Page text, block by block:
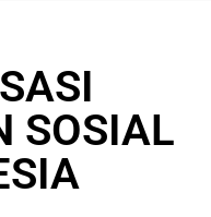
SOSIAL